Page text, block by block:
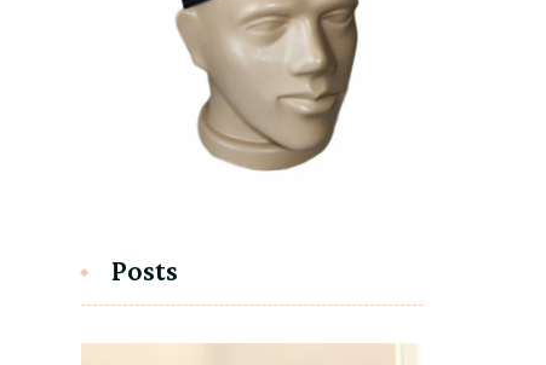
Posts